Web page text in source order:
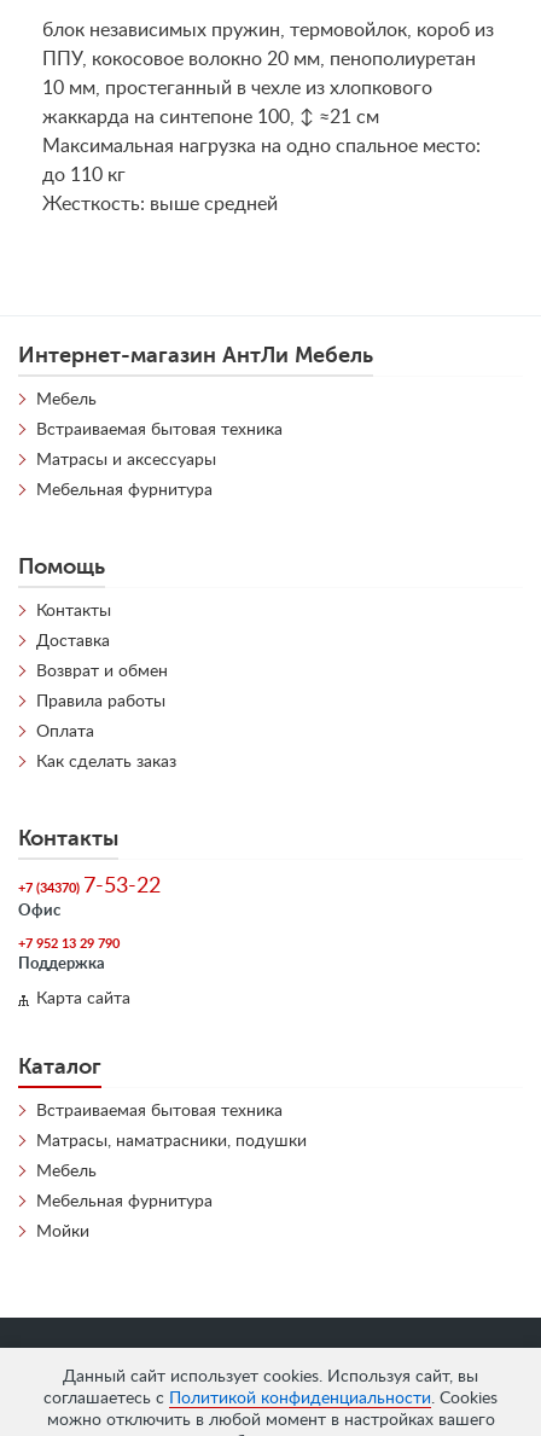
Данный сайт использует cookies. Используя сайт, вы
соглашаетесь с
Политикой конфиденциальности. Cookies
можно отключить в любой момент в настройках вашего
блок независимых пружин, термовойлок, короб из
ППУ, кокосовое волокно 20 мм, пенополиуретан
10 мм, простеганный в чехле из хлопкового
жаккарда на синтепоне 100, ↕ ≈21 см
Maксимальная нагрузка на одно спальное место:
до 110 кг
Жесткость: выше средней
Интернет-магазин АнтЛи Мебель
Мебель
Встраиваемая бытовая техника
Матрасы и аксессуары
Мебельная фурнитура
Помощь
Контакты
Доставка
Возврат и обмен
Правила работы
Оплата
Как сделать заказ
Контакты
+7 (34370) 7-53-22
Офис
+7 952 13 29 790
Поддержка
Карта сайта
Каталог
Встраиваемая бытовая техника
Матрасы, наматрасники, подушки
Мебель
Мебельная фурнитура
Мойки